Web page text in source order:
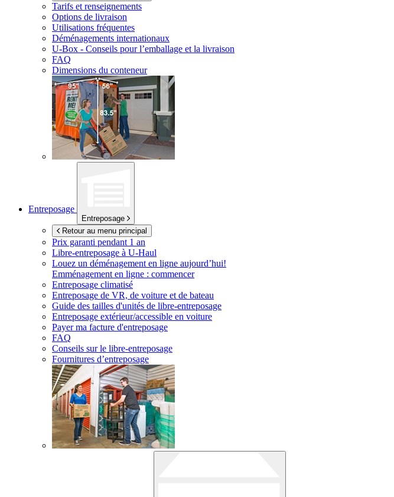
Tarifs et renseignements
Options de livraison
Utilisations fréquentes
Déménagements internationaux
U-Box - Conseils pour l’emballage et la livraison
FAQ
Dimensions du conteneur
Entreposage
Entreposage
Retour au menu principal
Prix garanti pendant 1 an
Libre-entreposage à U-Haul
Louez un déménagement en ligne aujourd’hui!
Emménagement en ligne : commencer
Entreposage climatisé
Entreposage de VR, de voiture et de bateau
Guide des tailles d'unités de libre-entreposage
Entreposage extérieur/accessible en voiture
Payer ma facture d'entreposage
FAQ
Conseils sur le libre-entreposage
Fournitures d’entreposage